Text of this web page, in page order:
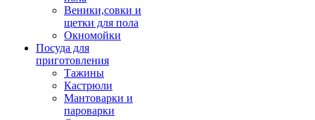
Веники,совки и
щетки для пола
Окномойки
Посуда для
приготовления
Тажины
Кастрюли
Мантоварки и
пароварки